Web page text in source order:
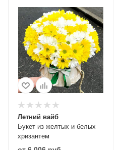
Букет из желтых и белых
хризантем
Летний вайб